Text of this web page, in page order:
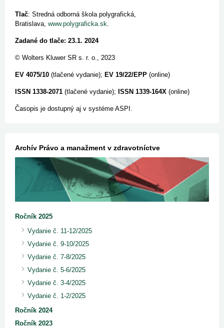
Tlač: Stredná odborná škola polygrafická,
Bratislava, www.polygraficka.sk.
Zadané do tlače: 23.1. 2024
© Wolters Kluwer SR s. r. o., 2023
EV 4075/10 (tlačené vydanie); EV 19/22/EPP (online)
ISSN 1338-2071 (tlačené vydanie); ISSN 1339-164X (online)
Časopis je dostupný aj v systéme ASPI.
Archív Právo a manažment v zdravotníctve
Ročník 2025
Vydanie č. 11-12/2025
Vydanie č. 9-10/2025
Vydanie č. 7-8/2025
Vydanie č. 5-6/2025
Vydanie č. 3-4/2025
Vydanie č. 1-2/2025
Ročník 2024
Ročník 2023